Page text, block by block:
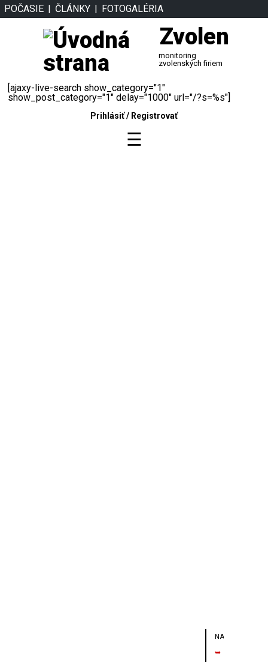
POČASIE ČLÁNKY FOTOGALÉRIA
Zvolen
monitoring
zvolenských firiem
[ajaxy-live-search show_category="1"
show_post_category="1" delay="1000" url="/?s=%s"]
Prihlásiť/ Registrovať
☰
NAVIGÁCIA
➥